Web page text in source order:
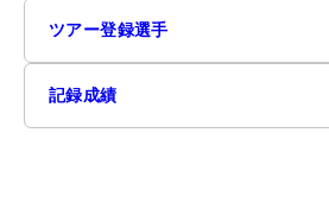
ツアー登録選手
記録成績